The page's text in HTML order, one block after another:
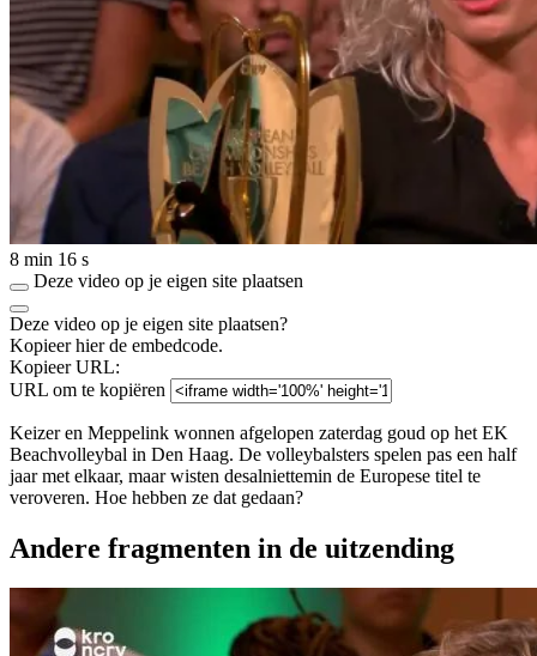
8 min 16 s
Deze video op je eigen site plaatsen
Deze video op je eigen site plaatsen?
Kopieer hier de embedcode.
Kopieer URL:
URL om te kopiëren
Keizer en Meppelink wonnen afgelopen zaterdag goud op het EK
Beachvolleybal in Den Haag. De volleybalsters spelen pas een half
jaar met elkaar, maar wisten desalniettemin de Europese titel te
veroveren. Hoe hebben ze dat gedaan?
Andere fragmenten in de uitzending